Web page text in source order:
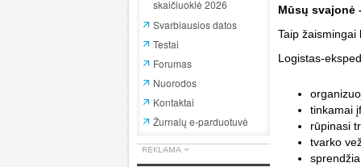
skaičiuoklė 2026
Svarbiausios datos
Testai
Forumas
Nuorodos
Kontaktai
Žurnalų e-parduotuvė
Mūsų svajonė
Taip
Logistas-
tinkamai
rūpinasi
tvarko